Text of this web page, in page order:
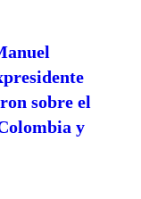
sobre el
y